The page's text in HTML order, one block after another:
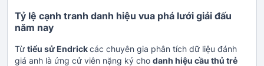
Tỷ lệ cạnh tranh danh hiệu vua phá lưới giải đấu
năm nay
Từ tiểu sử Endrickcác chuyên gia phân tích dữ liệu đánh
giá anh là ứng cử viên nặng ký cho danh hiệu cầu thủ trẻ